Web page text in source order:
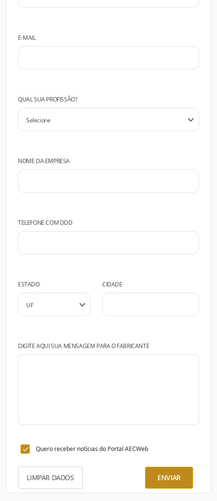
E-MAIL
QUAL SUA PROFISSÃO?
NOME DA EMPRESA
TELEFONE COM DDD
ESTADO CIDADE
DIGITE AQUI SUA MENSAGEM PARA O FABRICANTE
Quero receber notícias do Portal AECWeb
LIMPAR DADOS ENVIAR